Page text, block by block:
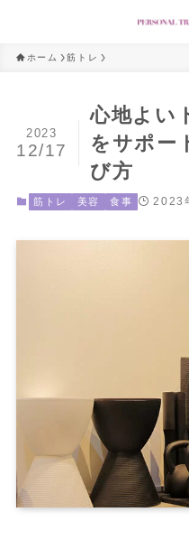
ホーム 筋トレ
心地よい
をサポー
び方
2023
12/17
筋トレ 美容 食事 2023